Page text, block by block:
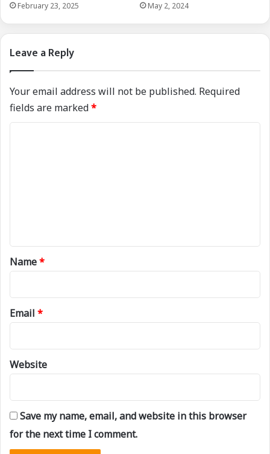
February 23, 2025 May 2, 2024
Leave a Reply
Your email address will not be published. Required
fields are marked*
*
Name*
Email *
Website
Save my name, email, and website in this browser
for the next time I comment.